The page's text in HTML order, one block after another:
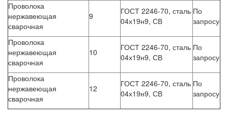
Проволока
нержавеющая
сварочная
9
ГОСТ 2246-70, сталь
04х19н9, СВ
По
запросу
Проволока
нержавеющая
сварочная
10
ГОСТ 2246-70, сталь
04х19н9, СВ
По
запросу
Проволока
нержавеющая
сварочная
12
ГОСТ 2246-70, сталь
04х19н9, СВ
По
запросу